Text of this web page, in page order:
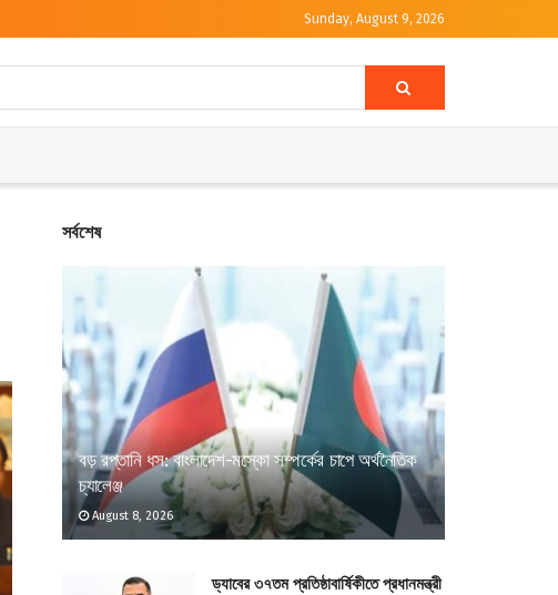
Sunday, August 9, 2026
সর্বশেষ
বড় রপ্তানি ধস: বাংলাদেশ-মস্কো সম্পর্কের চাপে অর্থনৈতিক
চ্যালেঞ্জ
August 8, 2026
ড্যাবের ৩৭তম প্রতিষ্ঠাবার্ষিকীতে প্রধানমন্ত্রী